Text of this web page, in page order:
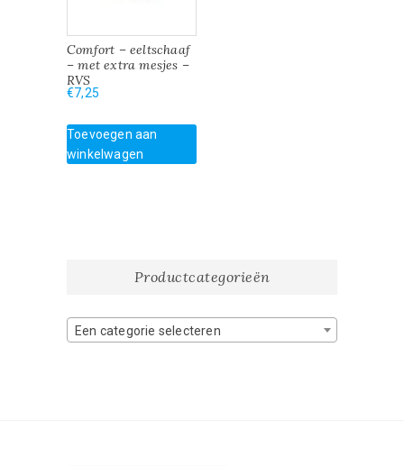
Comfort – eeltschaaf
– met extra mesjes –
RVS
€7,25
Toevoegen aan
winkelwagen
Productcategorieën
Een categorie selecteren